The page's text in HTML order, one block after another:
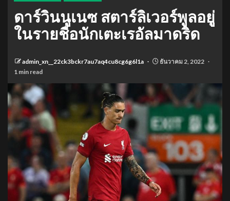
ดาร์วินนูเนซ สตาร์ลิเวอร์พูลอยู่
ในรายชื่อนักเตะเรอัลมาดริด
admin_xn__22ck3bckr7au7aq4cu8cg6g6l1a
ธันวาคม 2, 2022
1 min read